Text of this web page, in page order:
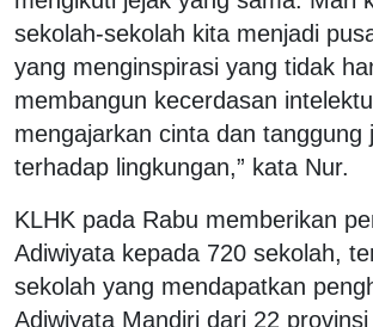
sekolah-sekolah kita menjadi
yang menginspirasi yang tidak
membangun kecerdasan
mengajarkan cinta dan tanggung
terhadap lingkungan,” kata Nur.
KLHK pada Rabu memberikan
Adiwiyata kepada 720 sekolah,
sekolah yang mendapatkan
Adiwiyata Mandiri dari 22